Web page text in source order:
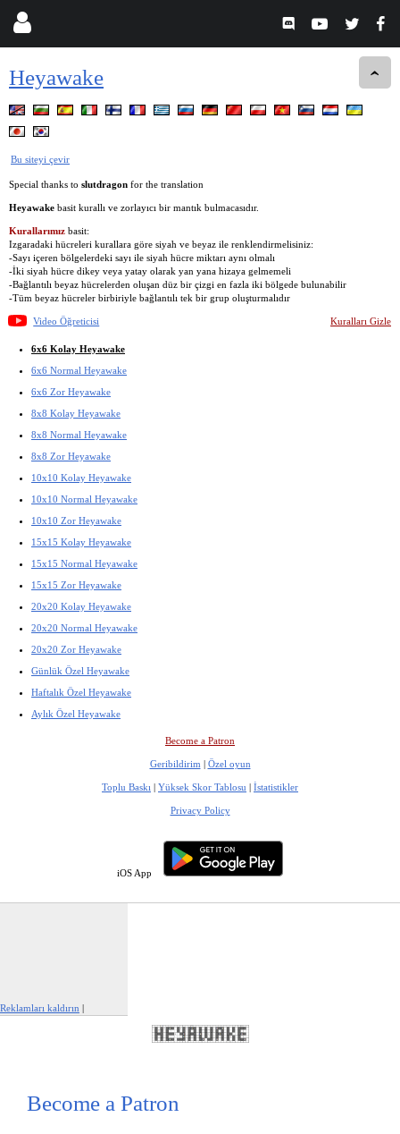
Heyawake
Bu siteyi çevir
Special thanks to slutdragon for the translation
Heyawake basit kurallı ve zorlayıcı bir mantık bulmacasıdır.
Kurallarımız basit:
Izgaradaki hücreleri kurallara göre siyah ve beyaz ile renklendirmelisiniz:
-Sayı içeren bölgelerdeki sayı ile siyah hücre miktarı aynı olmalı
-İki siyah hücre dikey veya yatay olarak yan yana hizaya gelmemeli
-Bağlantılı beyaz hücrelerden oluşan düz bir çizgi en fazla iki bölgede bulunabilir
-Tüm beyaz hücreler birbiriyle bağlantılı tek bir grup oluşturmalıdır
Video Öğreticisi Kuralları Gizle
6x6 Kolay Heyawake
6x6 Normal Heyawake
6x6 Zor Heyawake
8x8 Kolay Heyawake
8x8 Normal Heyawake
8x8 Zor Heyawake
10x10 Kolay Heyawake
10x10 Normal Heyawake
10x10 Zor Heyawake
15x15 Kolay Heyawake
15x15 Normal Heyawake
15x15 Zor Heyawake
20x20 Kolay Heyawake
20x20 Normal Heyawake
20x20 Zor Heyawake
Günlük Özel Heyawake
Haftalık Özel Heyawake
Aylık Özel Heyawake
Become a Patron
Geribildirim | Özel oyun
Toplu Baskı | Yüksek Skor Tablosu | İstatistikler
Privacy Policy
iOS App
Reklamları kaldırın |
Become a Patron